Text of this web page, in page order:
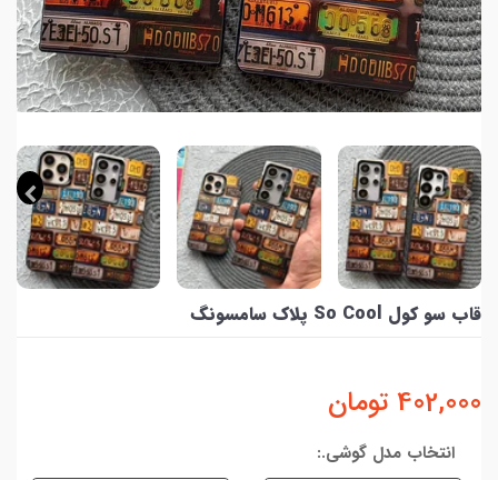
قاب سو کول So Cool پلاک سامسونگ
402,000 تومان
انتخاب مدل گوشی.: